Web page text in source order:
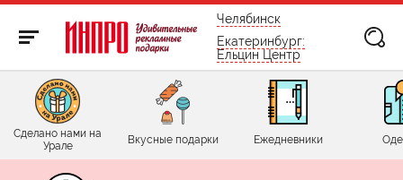
бесплатно по России
Челябинск
Екатеринбург:
Ельцин Центр
Сделано нами на
Урале
Вкусные подарки Ежедневники